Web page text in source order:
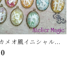
メオ風イニシャルチ